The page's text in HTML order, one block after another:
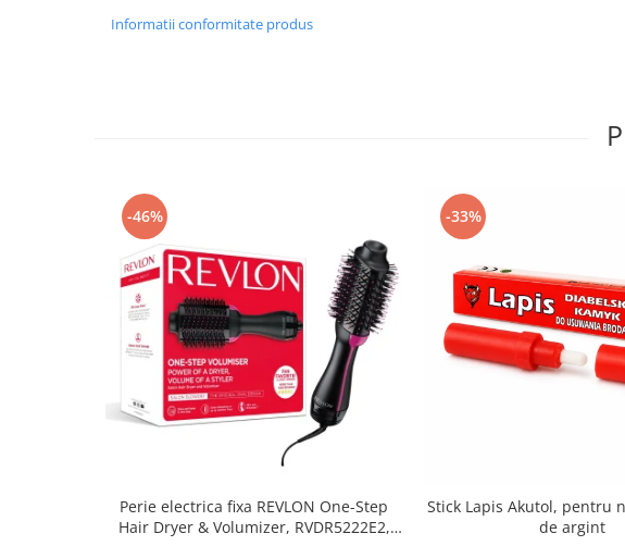
Informatii conformitate produs
-46%
Perie electrica fixa REVLON One-Step
Hair Dryer & Volumizer, RVDR5222E2,
-33%
Stick Lapis Akutol, pentru
de argint